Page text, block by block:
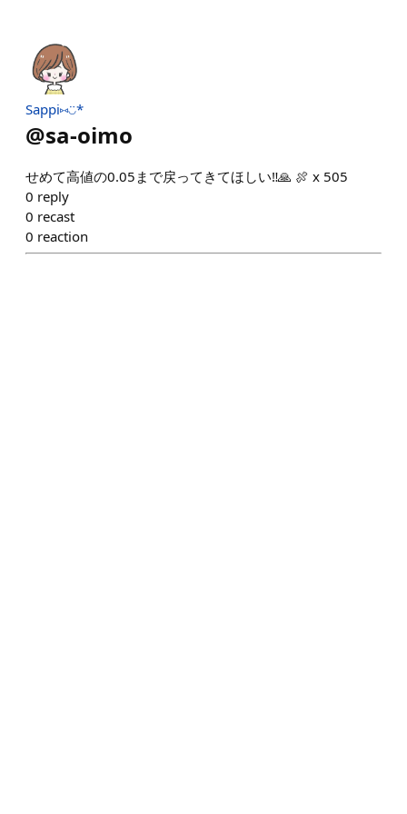
Sappi⑅◡̈*
@sa-oimo
せめて高値の0.05まで戻ってきてほしい‼︎🙏 🍖 x 505
0 reply
0 recast
0 reaction